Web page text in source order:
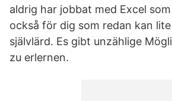
aldrig har jobbat med Excel
också för dig som redan kan
självlärd. Es gibt unzählige
zu erlernen.